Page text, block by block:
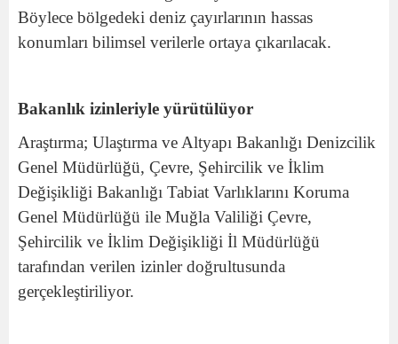
Böylece bölgedeki deniz çayırlarının hassas
konumları bilimsel verilerle ortaya çıkarılacak.
Bakanlık izinleriyle yürütülüyor
Araştırma; Ulaştırma ve Altyapı Bakanlığı Denizcilik
Genel Müdürlüğü, Çevre, Şehircilik ve İklim
Değişikliği Bakanlığı Tabiat Varlıklarını Koruma
Genel Müdürlüğü ile Muğla Valiliği Çevre,
Şehircilik ve İklim Değişikliği İl Müdürlüğü
tarafından verilen izinler doğrultusunda
gerçekleştiriliyor.